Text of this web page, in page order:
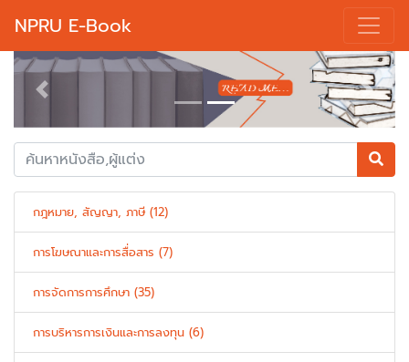
NPRU E-Book
Previous Next
กฎหมาย, สัญญา, ภาษี (12)
การโฆษณาและการสื่อสาร (7)
การจัดการการศึกษา (35)
การบริหารการเงินและการลงทุน (6)